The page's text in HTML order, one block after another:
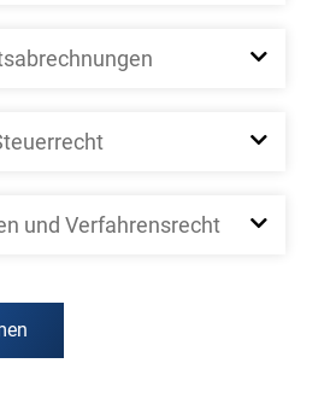
und Verfahrensrecht